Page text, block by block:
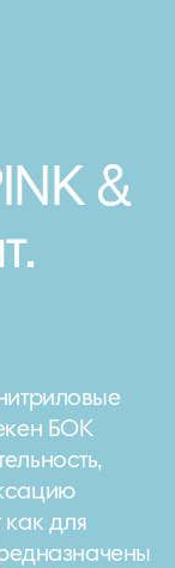
&
БОК
как для